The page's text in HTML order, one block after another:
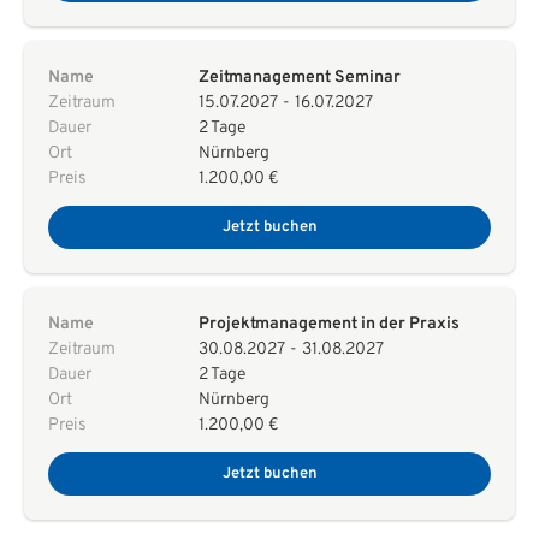
Name
Zeitmanagement Seminar
Zeitraum
15.07.2027 - 16.07.2027
Dauer
2 Tage
Ort
Nürnberg
Preis
1.200,00 €
Jetzt buchen
Name
Projektmanagement in der Praxis
Zeitraum
30.08.2027 - 31.08.2027
Dauer
2 Tage
Ort
Nürnberg
Preis
1.200,00 €
Jetzt buchen